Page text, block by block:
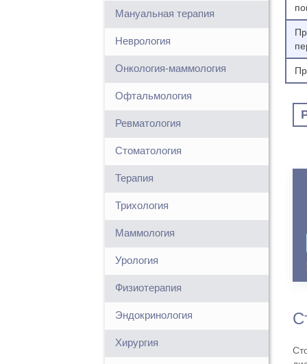
Мануальная терапия
Неврология
Онкология-маммология
Офтальмология
Ревматология
Стоматология
Терапия
Трихология
Маммология
Урология
Физиотерапия
Эндокринология
Хирургия